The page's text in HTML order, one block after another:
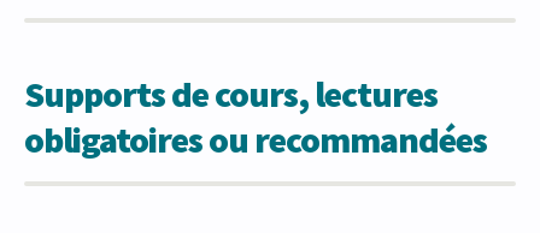
Supports de cours, lectures
obligatoires ou recommandées